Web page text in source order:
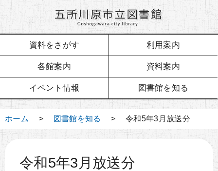
資料をさがす 利用案内
各館案内 資料案内
イベント情報 図書館を知る
ホーム > 図書館を知る > 令和5年3月放送分
令和5年3月放送分